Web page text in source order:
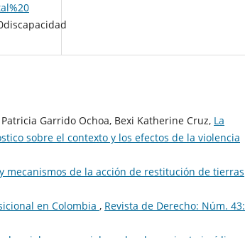
Garrido Ochoa, Bexi Katherine Cruz, La
sobre el contexto y los efectos de la violencia
mecanismos de la acción de restitución de tierras
en Colombia , Revista de Derecho: Núm. 43: